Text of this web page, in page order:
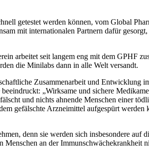
getestet werden können, vom Global
mit internationalen Partnern dafür
arbeitet seit langem eng mit dem GPHF
die Minilabs dann in alle Welt versandt.
Zusammenarbeit und Entwicklung
beeindruckt: „Wirksame und sichere
und nichts ahnende Menschen einer
gefälschte Arzneimittel aufgespürt werden
denn sie werden sich insbesondere
an der Immunschwächekrankheit